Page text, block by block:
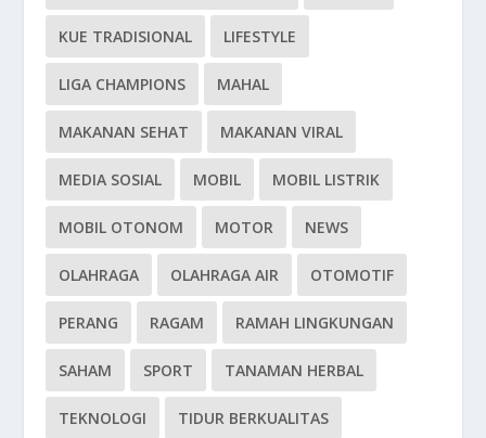
KUE TRADISIONAL LIFESTYLE
LIGA CHAMPIONS MAHAL
MAKANAN SEHAT MAKANAN VIRAL
MEDIA SOSIAL MOBIL MOBIL LISTRIK
MOBIL OTONOM MOTOR NEWS
OLAHRAGA OLAHRAGA AIR OTOMOTIF
PERANG RAGAM RAMAH LINGKUNGAN
SAHAM SPORT TANAMAN HERBAL
TEKNOLOGI TIDUR BERKUALITAS